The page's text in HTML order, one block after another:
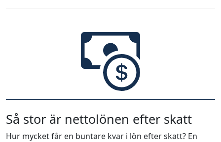
Så stor är nettolönen efter skatt
Hur mycket får en buntare kvar i lön efter skatt? En